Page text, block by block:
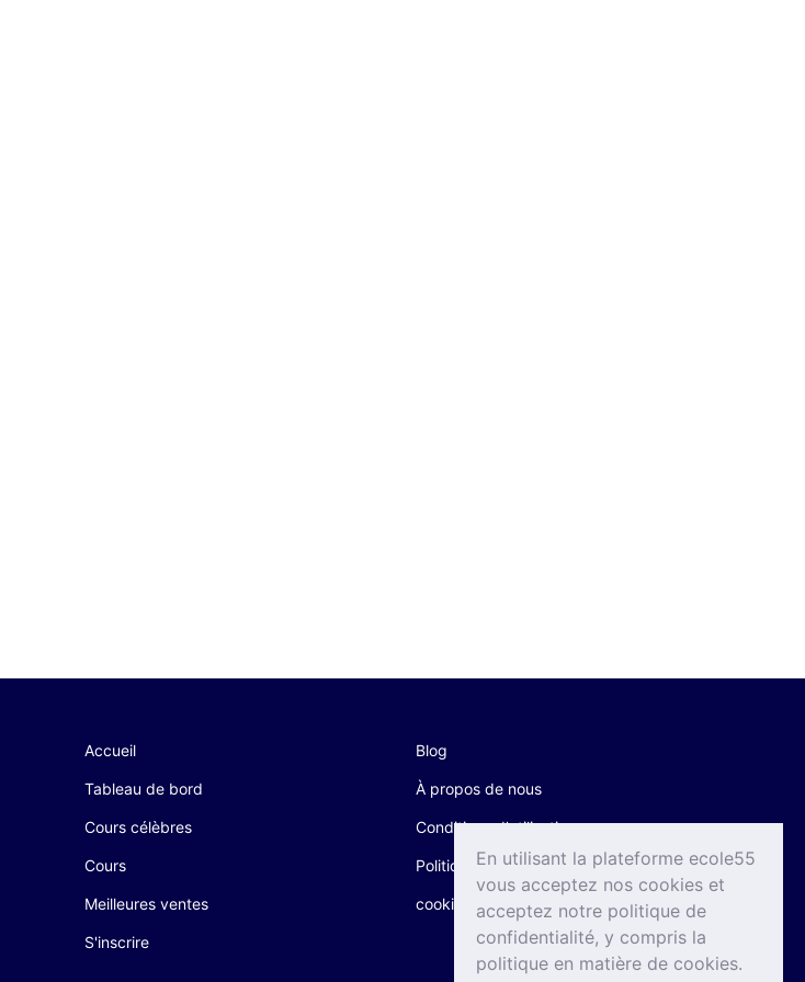
Accueil
Tableau de bord
Cours célèbres
Cours
Meilleures ventes
S'inscrire
Blog
À propos de nous
Conditions d'utilisation
Politique de confidentialité & Politique de
cookie
En utilisant la plateforme ecole55
vous acceptez nos cookies et
acceptez notre politique de
confidentialité, y compris la
politique en matière de cookies.